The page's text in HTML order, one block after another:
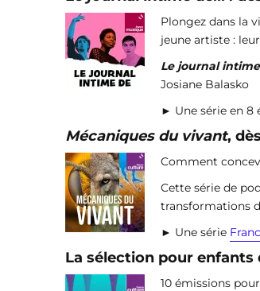
Plongez dans la
jeune artiste :
Le journal
Josiane Balasko
► Une série en 8
Mécaniques du vivant,
Comment
Cette série de
transformations
► Une série
La sélection pour enfants
10 émissions